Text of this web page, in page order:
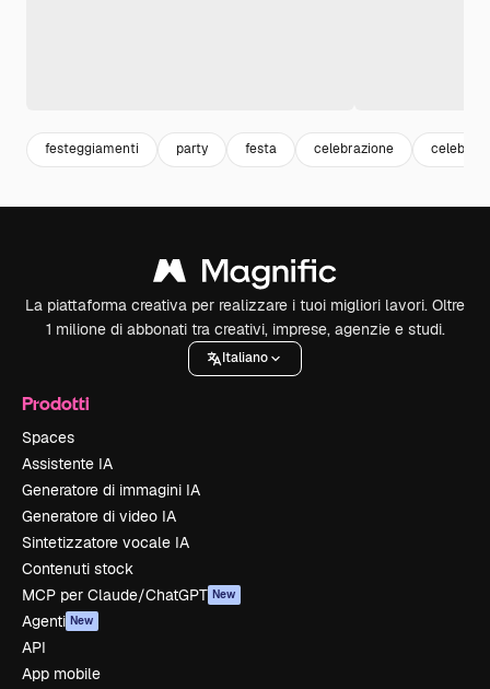
festeggiamenti party festa celebrazione
La piattaforma creativa per realizzare i tuoi migliori lavori. Oltre
1 milione di abbonati tra creativi, imprese, agenzie e studi.
Italiano
Prodotti
Spaces
Assistente IA
Generatore di immagini IA
Generatore di video IA
Sintetizzatore vocale IA
Contenuti stock
MCP per Claude/ChatGPT New
Agenti New
API
App mobile